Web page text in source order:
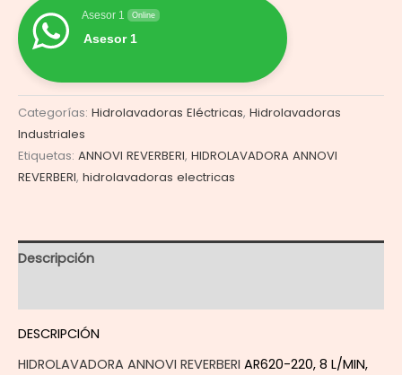
Asesor 1 Online
Asesor 1
Categorías: Hidrolavadoras Eléctricas, Hidrolavadoras
Industriales
Etiquetas: ANNOVI REVERBERI, HIDROLAVADORA ANNOVI
REVERBERI, hidrolavadoras electricas
Descripción
DESCRIPCIÓN
HIDROLAVADORA ANNOVI REVERBERI AR620-220, 8 L/MIN,